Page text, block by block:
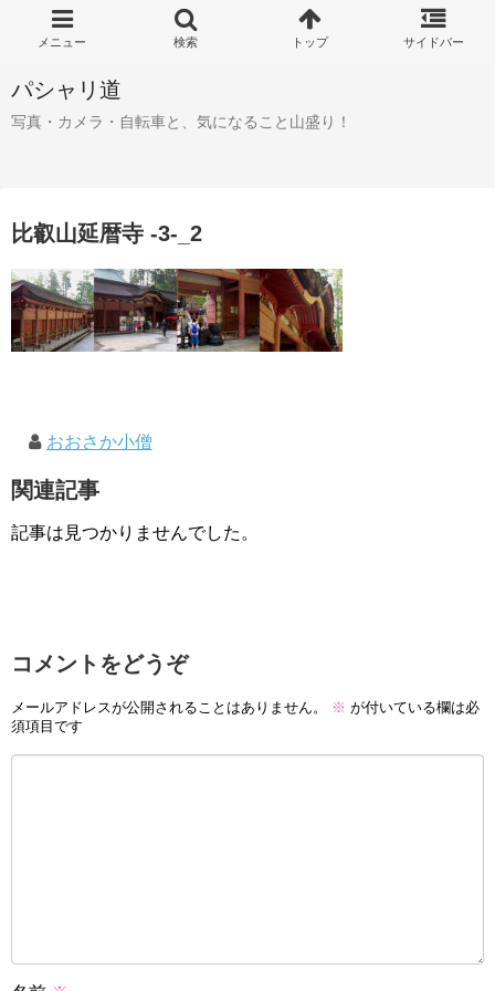
パシャリ道
写真・カメラ・自転車と、気になること山盛り！
比叡山延暦寺 -3-_2
おおさか小僧
関連記事
記事は見つかりませんでした。
コメントをどうぞ
メールアドレスが公開されることはありません。 ※ が付いている欄は必
須項目です